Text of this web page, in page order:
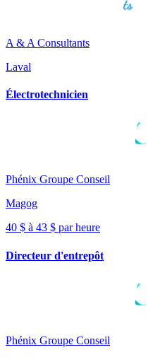
A & A Consultants
Laval
Électrotechnicien
Phénix Groupe Conseil
Magog
40 $ à 43 $ par heure
Directeur d'entrepôt
Phénix Groupe Conseil